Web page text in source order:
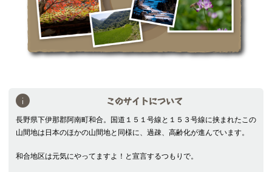
このサイトについて
長野県下伊那郡阿南町和合。国道１５１号線と１５３号線に挟まれたこの
山間地は日本のほかの山間地と同様に、過疎、高齢化が進んでいます。
和合地区は元気にやってますよ！と宣言するつもりで。